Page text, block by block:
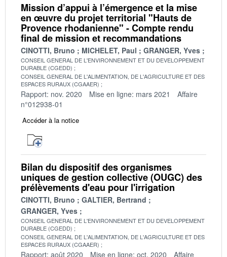
Mission d’appui à l’émergence et la mise
en œuvre du projet territorial "Hauts de
Provence rhodanienne" - Compte rendu
final de mission et recommandations
CINOTTI, Bruno MICHELET, Paul GRANGER, Yves
CONSEIL GENERAL DE L'ENVIRONNEMENT ET DU DEVELOPPEMENT
DURABLE (CGEDD)
CONSEIL GENERAL DE L'ALIMENTATION, DE L'AGRICULTURE ET DES
ESPACES RURAUX (CGAAER)
Rapport: nov. 2020 Mise en ligne: mars 2021
Affaire
n°012938-01
Accéder à la notice
Bilan du dispositif des organismes
uniques de gestion collective (OUGC) des
prélèvements d'eau pour l'irrigation
CINOTTI, Bruno
GALTIER, Bertrand
GRANGER, Yves
CONSEIL GENERAL DE L'ENVIRONNEMENT ET DU DEVELOPPEMENT
DURABLE (CGEDD)
CONSEIL GENERAL DE L'ALIMENTATION, DE L'AGRICULTURE ET DES
ESPACES RURAUX (CGAAER)
Rapport: août 2020 Mise en ligne: oct. 2020
Affaire